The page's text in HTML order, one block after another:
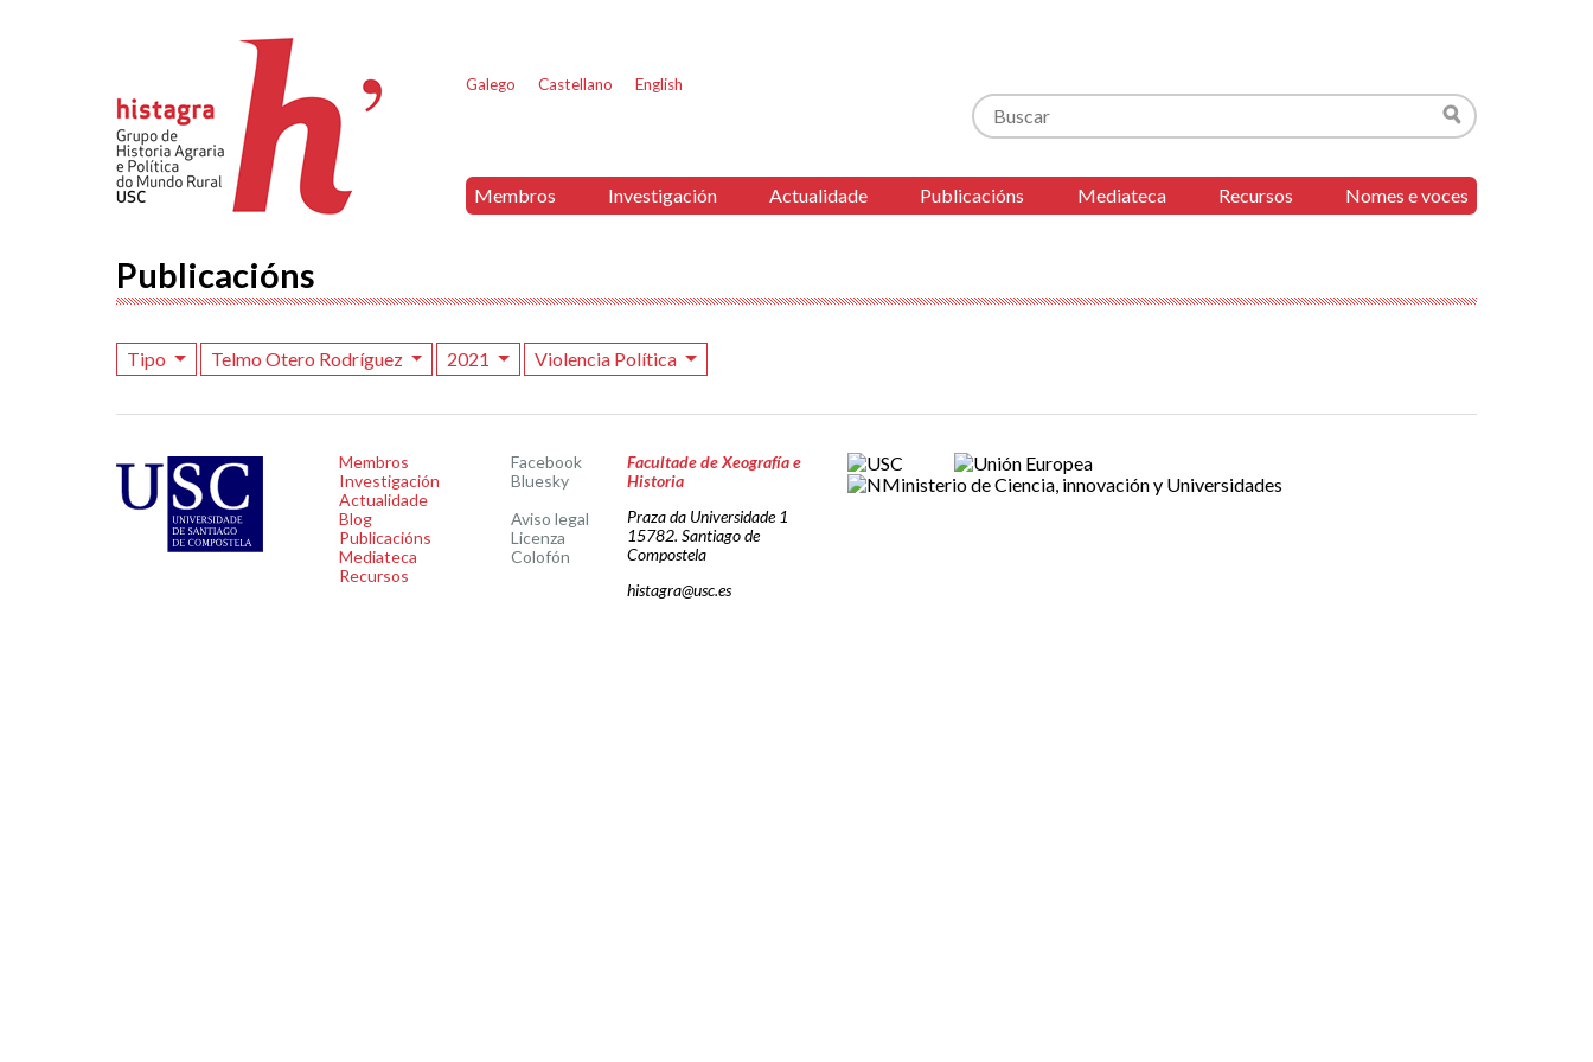
Galego Castellano English
Buscar
Buscar
Membros Investigación Actualidade Publicacións Mediateca Recursos Nomes e voces
Publicacións
Tipo Telmo Otero Rodríguez 2021 Violencia Política
Membros
Investigación
Actualidade
Blog
Publicacións
Mediateca
Recursos
Facebook
Bluesky
Aviso legal
Licenza
Colofón
Facultade de Xeografía e
Historia
Praza da Universidade 1
15782. Santiago de
Compostela
histagra@usc.es